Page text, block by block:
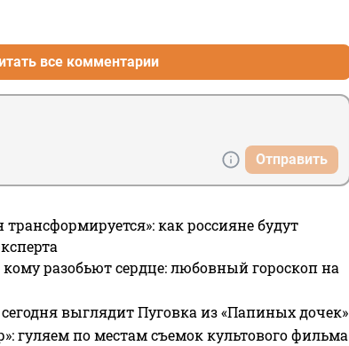
все комментарии
Отправить
как россияне будут
разобьют сердце: любовный гороскоп на
выглядит Пуговка из «Папиных дочек»
гуляем по местам съемок культового фильма